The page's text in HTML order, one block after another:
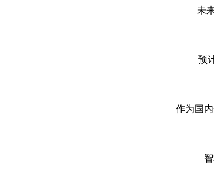
未
预
作为国